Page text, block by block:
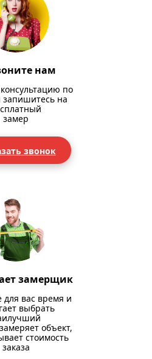
нам
по
запишитесь на
замер
звонок
замерщик
для вас время и
выбрать
объект,
стоимость
заказа